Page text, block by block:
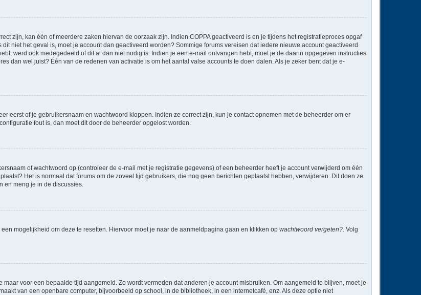
zijn, kan één of meerdere zaken hiervan de oorzaak zijn. Indien COPPA geactiveerd is en je tijdens het registratieproces opgaf
niet het geval is, moet je account dan geactiveerd worden? Sommige forums vereisen dat iedere nieuwe account geactiveerd
werd ook medegedeeld of dit al dan niet nodig is. Indien je een e-mail ontvangen hebt, moet je de daarin opgegeven instructies
dan wel juist? Één van de redenen van activatie is om het aantal valse accounts te doen dalen. Als je zeker bent dat je e-
eerst of je gebruikersnaam en wachtwoord kloppen. Indien ze correct zijn, kun je contact opnemen met de beheerder om er
fout is, dan moet dit door de beheerder opgelost worden.
of wachtwoord op (controleer de e-mail met je registratie gegevens) of een beheerder heeft je account verwijderd om één
Het is normaal dat forums om de zoveel tijd gebruikers, die nog geen berichten geplaatst hebben, verwijderen. Dit doen ze
en meng je in de discussies.
mogelijkheid om deze te resetten. Hiervoor moet je naar de aanmeldpagina gaan en klikken op wachtwoord vergeten?. Volg
maar voor een bepaalde tijd aangemeld. Zo wordt vermeden dat anderen je account misbruiken. Om aangemeld te blijven, moet je
van een openbare computer, bijvoorbeeld op school, in de bibliotheek, in een internetcafé, enz. Als deze optie niet